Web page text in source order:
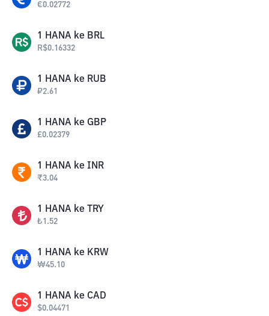
€0.02772
1 HANA ke BRL
R$0.16332
1 HANA ke RUB
₽2.61
1 HANA ke GBP
£0.02379
1 HANA ke INR
₹3.04
1 HANA ke TRY
₺1.52
1 HANA ke KRW
₩45.10
1 HANA ke CAD
$0.04471